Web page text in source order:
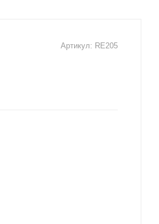
Артикул: RE205